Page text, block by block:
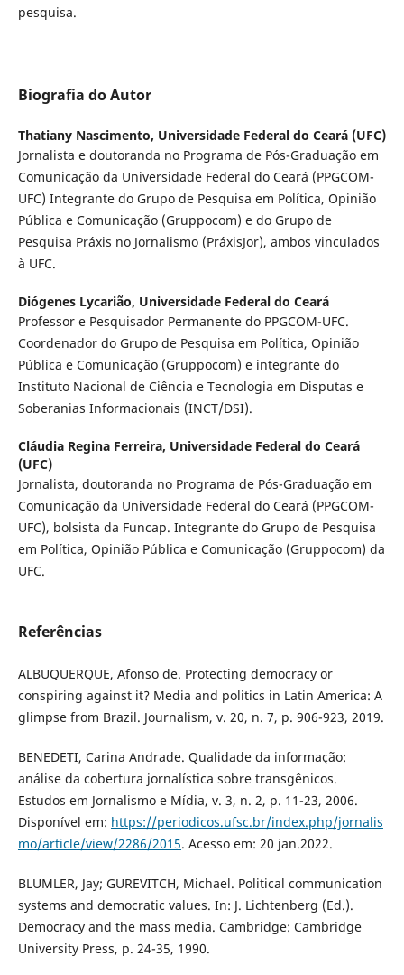
pesquisa.
Biografia do Autor
Thatiany Nascimento, Universidade Federal do Ceará (UFC)
Jornalista e doutoranda no Programa de Pós-Graduação em
Comunicação da Universidade Federal do Ceará (PPGCOM-
UFC) Integrante do Grupo de Pesquisa em Política, Opinião
Pública e Comunicação (Gruppocom) e do Grupo de
Pesquisa Práxis no Jornalismo (PráxisJor), ambos vinculados
à UFC.
Diógenes Lycarião, Universidade Federal do Ceará
Professor e Pesquisador Permanente do PPGCOM-UFC.
Coordenador do Grupo de Pesquisa em Política, Opinião
Pública e Comunicação (Gruppocom) e integrante do
Instituto Nacional de Ciência e Tecnologia em Disputas e
Soberanias Informacionais (INCT/DSI).
Cláudia Regina Ferreira, Universidade Federal do Ceará
(UFC)
Jornalista, doutoranda no Programa de Pós-Graduação em
Comunicação da Universidade Federal do Ceará (PPGCOM-
UFC), bolsista da Funcap. Integrante do Grupo de Pesquisa
em Política, Opinião Pública e Comunicação (Gruppocom) da
UFC.
Referências
ALBUQUERQUE, Afonso de. Protecting democracy or
conspiring against it? Media and politics in Latin America: A
glimpse from Brazil. Journalism, v. 20, n. 7, p. 906-923, 2019.
BENEDETI, Carina Andrade. Qualidade da informação:
análise da cobertura jornalística sobre transgênicos.
Estudos em Jornalismo e Mídia, v. 3, n. 2, p. 11-23, 2006.
Disponível em: https://periodicos.ufsc.br/index.php/jornalis
mo/article/view/2286/2015. Acesso em: 20 jan.2022.
BLUMLER, Jay; GUREVITCH, Michael. Political communication
systems and democratic values. In: J. Lichtenberg (Ed.).
Democracy and the mass media. Cambridge: Cambridge
University Press, p. 24-35, 1990.